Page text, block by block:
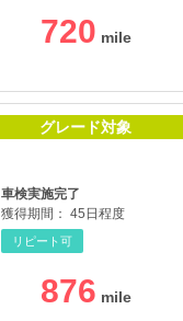
720
グレード対象
車検実施完了
獲得期間： 45日程度
リピート可
876